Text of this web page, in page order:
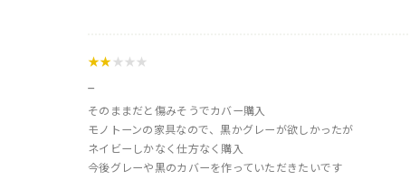
★★★★★
そのままだと傷みそうでカバー購入
モノトーンの家具なので、黒かグレーが欲しかったが
ネイビーしかなく仕方なく購入
今後グレーや黒のカバーを作っていただきたいです